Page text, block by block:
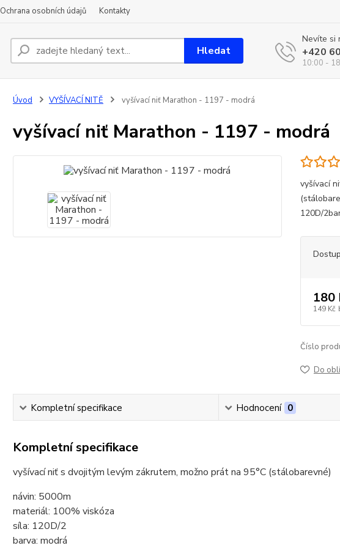
Ochrana osobních údajů Kontakty
Hledat
Nevíte si
+420
10:00 -
Úvod VYŠÍVACÍ NITĚ vyšívací niť Marathon - 1197 - modrá
vyšívací niť Marathon - 1197 - modrá
vyšívací
120D/
180
149 Kč
Číslo
Do
Kompletní specifikace Hodnocení 0
Kompletní specifikace
vyšívací niť s dvojitým levým zákrutem, možno prát na 95°C (stálobarevné)
návin: 5000m
materiál: 100% viskóza
síla: 120D/2
barva: modrá